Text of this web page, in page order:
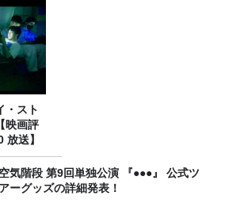
・スト
映画評
送】
空気階段 第9回単独公演 『●●●』 公式ツ
アーグッズの詳細発表！